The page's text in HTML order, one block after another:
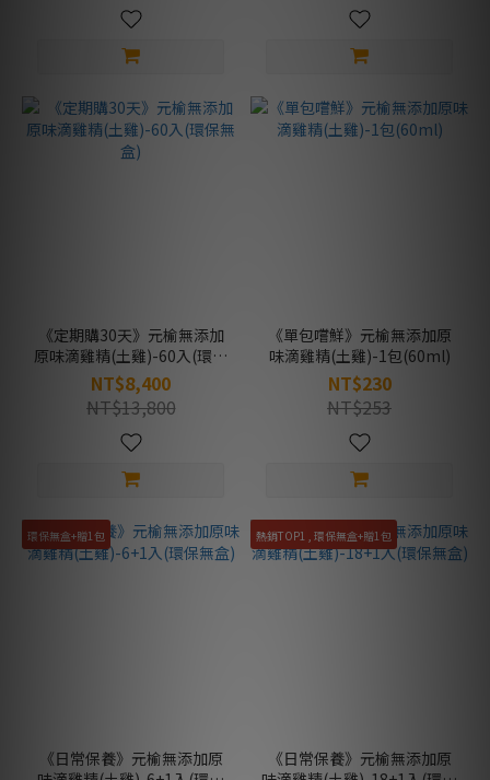
《定期購30天》元榆無添加
原味滴雞精(土雞)-60入(環保
無盒)
NT$8,400
NT$13,800
《單包嚐鮮》元榆無添加原
味滴雞精(土雞)-1包(60ml)
NT$230
NT$253
環保無盒+贈1包
《日常保養》元榆無添加原
熱銷TOP1 , 環保無盒+贈1包
《日常保養》元榆無添加原